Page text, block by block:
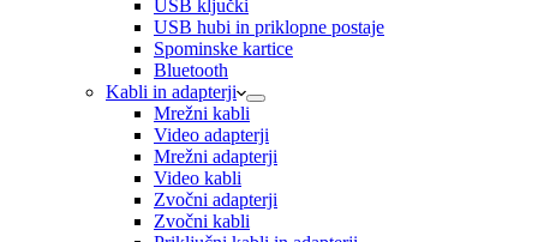
USB ključki
USB hubi in priklopne postaje
Spominske kartice
Bluetooth
Kabli in adapterji
Mrežni kabli
Video adapterji
Mrežni adapterji
Video kabli
Zvočni adapterji
Zvočni kabli